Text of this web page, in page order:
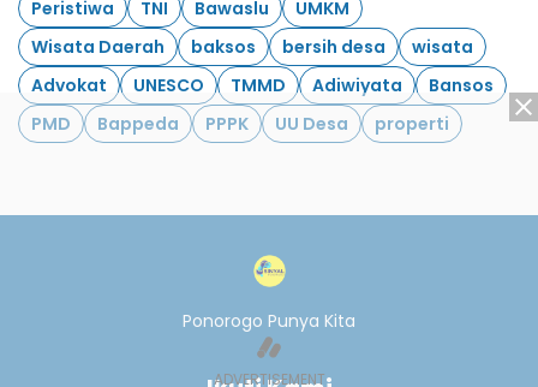
Peristiwa TNI Bawaslu
UMKM
Wisata Daerah
baksos bersih desa
wisata
Advokat
UNESCO TMMD Adiwiyata
Bansos
PMD
Bappeda PPPK UU Desa properti
Ponorogo Punya Kita